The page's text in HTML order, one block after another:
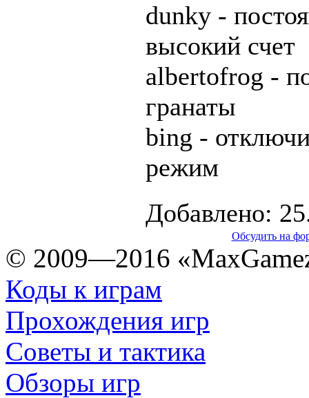
dunky -
высокий счет
albertofrog -
гранаты
bing -
режим
Добавлено:
Обсудить на
© 2009—2016
Коды к играм
Прохождения игр
Советы и тактика
Обзоры игр